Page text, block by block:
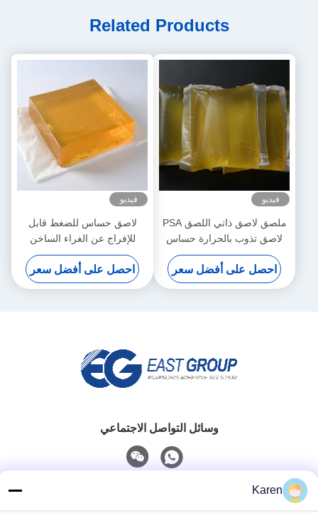
Related Products
فيديو
ملصق لاصق ذاتي اللصق PSA
لاصق تذوب بالحرارة حساس
بالضغط الساخن
احصل على أفضل سعر
فيديو
لاصق حساس للضغط قابل
للإفراج عن الغراء الساخن
المقاوم للماء لورق تزيين الجدار
ثلاثي الأبعاد
احصل على أفضل سعر
وسائل التواصل الاجتماعي
Karen